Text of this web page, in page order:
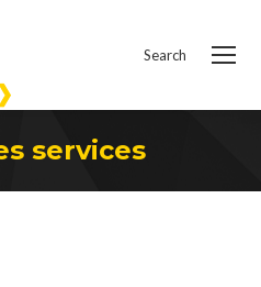
Recherche
Search
services